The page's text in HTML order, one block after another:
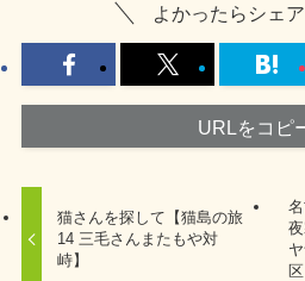
よかったらシェ
URLをコピ
猫さんを探して【猫島の旅
14 三毛さんまたもや対
峙】
区